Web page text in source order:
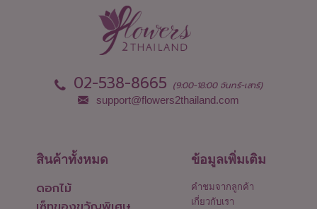
02-538-8665 (9:00-18:00 จันทร์-เสาร์)
support@flowers2thailand.com
สินค้าทั้งหมด
ดอกไม้
ข้อมูลเพิ่มเติม
คำชมจากลูกค้า
เกี่ยวกับเรา